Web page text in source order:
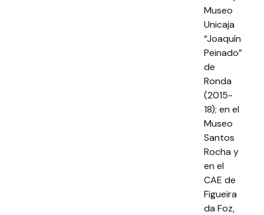
Museo
Unicaja
“Joaquín
Peinado”
de
Ronda
(2015-
18); en el
Museo
Santos
Rocha y
en el
CAE de
Figueira
da Foz,